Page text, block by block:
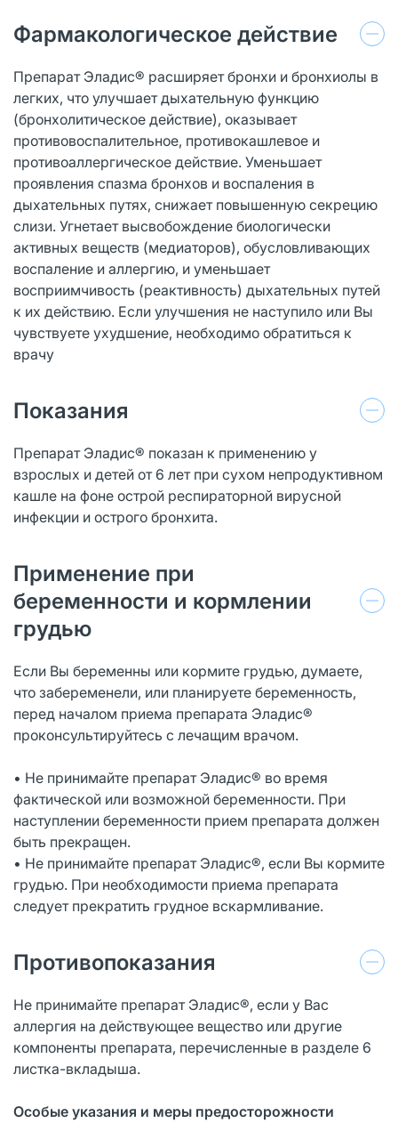
Фармакологическое действие
Препарат Эладис® расширяет бронхи и бронхиолы в
легких, что улучшает дыхательную функцию
(бронхолитическое действие), оказывает
противовоспалительное, противокашлевое и
противоаллергическое действие. Уменьшает
проявления спазма бронхов и воспаления в
дыхательных путях, снижает повышенную секрецию
слизи. Угнетает высвобождение биологически
активных веществ (медиаторов), обусловливающих
воспаление и аллергию, и уменьшает
восприимчивость (реактивность) дыхательных путей
к их действию. Если улучшения не наступило или Вы
чувствуете ухудшение, необходимо обратиться к
врачу
Показания
Препарат Эладис® показан к применению у
взрослых и детей от 6 лет при сухом непродуктивном
кашле на фоне острой респираторной вирусной
инфекции и острого бронхита.
Применение при
беременности и кормлении
грудью
Если Вы беременны или кормите грудью, думаете,
что забеременели, или планируете беременность,
перед началом приема препарата Эладис®
проконсультируйтесь с лечащим врачом.
• Не принимайте препарат Эладис® во время
фактической или возможной беременности. При
наступлении беременности прием препарата должен
быть прекращен.
• Не принимайте препарат Эладис®, если Вы кормите
грудью. При необходимости приема препарата
следует прекратить грудное вскармливание.
Противопоказания
Не принимайте препарат Эладис®, если у Вас
аллергия на действующее вещество или другие
компоненты препарата, перечисленные в разделе 6
листка-вкладыша.
Особые указания и меры предосторожности